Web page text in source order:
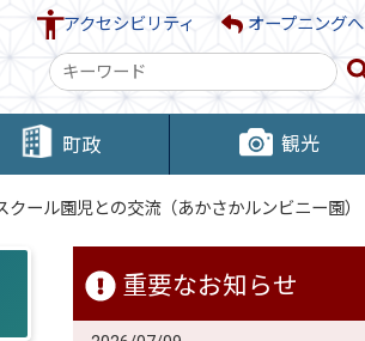
アクセシビリティ オープニングへ
検
索
キ
ー
ー
町政 観光
クール園児との交流（あかさかルンビニー園）
重要なお知らせ